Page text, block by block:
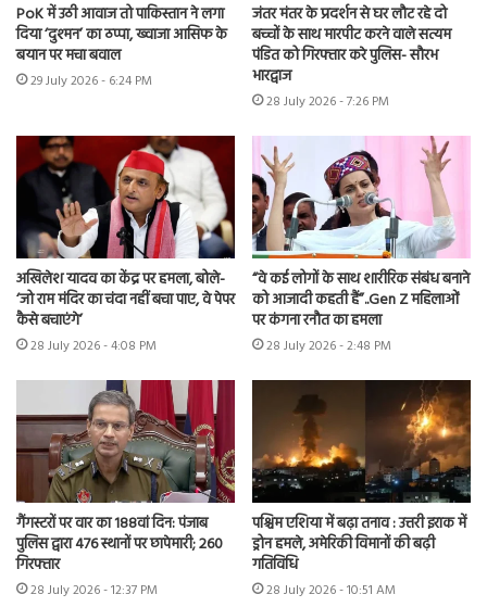
PoK में उठी आवाज तो पाकिस्तान ने लगा
दिया ‘दुश्मन’ का ठप्पा, ख्वाजा आसिफ के
बयान पर मचा बवाल
29 July 2026 - 6:24 PM
जंतर मंतर के प्रदर्शन से घर लौट रहे दो
बच्चों के साथ मारपीट करने वाले सत्यम
पंडित को गिरफ्तार करे पुलिस- सौरभ
भारद्वाज
28 July 2026 - 7:26 PM
अखिलेश यादव का केंद्र पर हमला, बोले-
‘जो राम मंदिर का चंदा नहीं बचा पाए, वे पेपर
कैसे बचाएंगे’
28 July 2026 - 4:08 PM
“वे कई लोगों के साथ शारीरिक संबंध बनाने
को आजादी कहती हैं”..Gen Z महिलाओं
पर कंगना रनौत का हमला
28 July 2026 - 2:48 PM
गैंगस्टरों पर वार का 188वां दिन: पंजाब
पुलिस द्वारा 476 स्थानों पर छापेमारी; 260
गिरफ्तार
28 July 2026 - 12:37 PM
पश्चिम एशिया में बढ़ा तनाव : उत्तरी इराक में
ड्रोन हमले, अमेरिकी विमानों की बढ़ी
गतिविधि
28 July 2026 - 10:51 AM